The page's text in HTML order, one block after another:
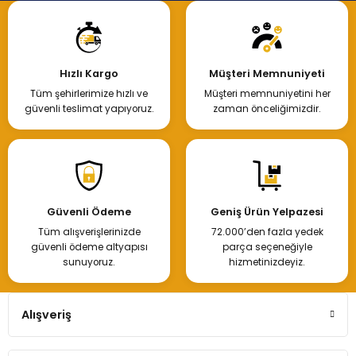
Hızlı Kargo
Tüm şehirlerimize hızlı ve
güvenli teslimat yapıyoruz.
Müşteri Memnuniyeti
Müşteri memnuniyetini her
zaman önceliğimizdir.
Güvenli Ödeme
Tüm alışverişlerinizde
güvenli ödeme altyapısı
sunuyoruz.
Geniş Ürün Yelpazesi
72.000’den fazla yedek
parça seçeneğiyle
hizmetinizdeyiz.
Alışveriş